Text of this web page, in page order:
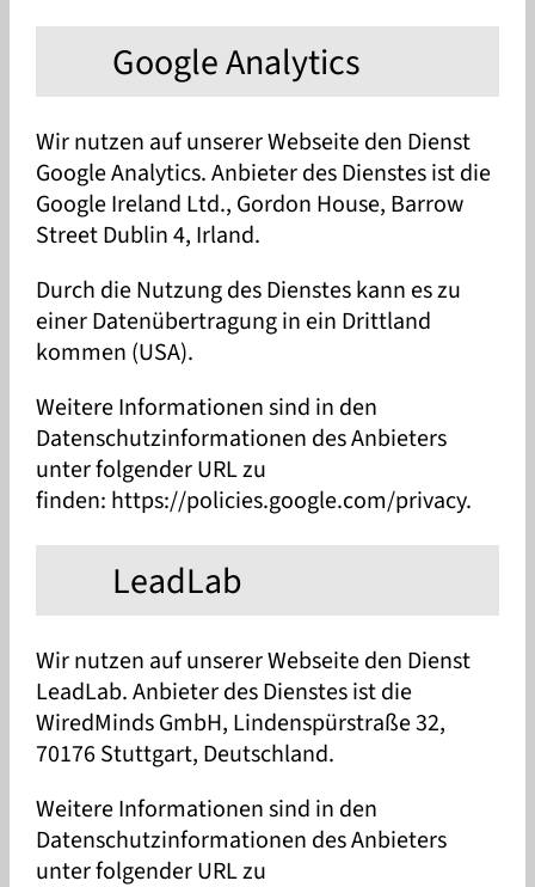
Google Analytics
Wir nutzen auf unserer Webseite den Dienst
Google Analytics. Anbieter des Dienstes ist die
Google Ireland Ltd., Gordon House, Barrow
Street Dublin 4, Irland.
Durch die Nutzung des Dienstes kann es zu
einer Datenübertragung in ein Drittland
kommen (USA).
Weitere Informationen sind in den
Datenschutzinformationen des Anbieters
unter folgender URL zu
finden: https://policies.google.com/privacy.
LeadLab
Wir nutzen auf unserer Webseite den Dienst
LeadLab. Anbieter des Dienstes ist die
WiredMinds GmbH, Lindenspürstraße 32,
70176 Stuttgart, Deutschland.
Weitere Informationen sind in den
Datenschutzinformationen des Anbieters
unter folgender URL zu